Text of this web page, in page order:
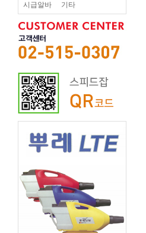
시급알바 기타